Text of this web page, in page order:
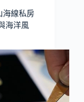
海線私房
海洋風